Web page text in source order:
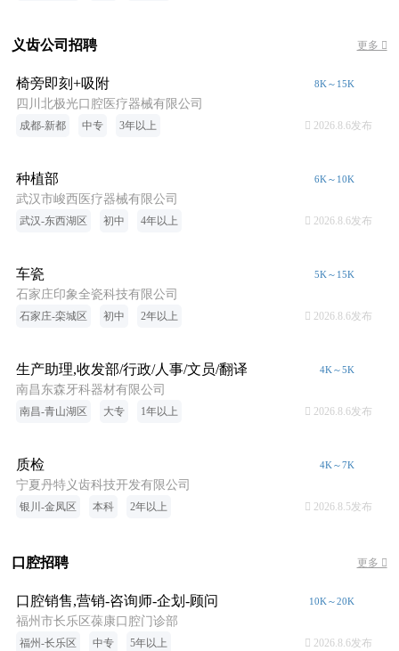
义齿公司招聘 更多 
椅旁即刻+吸附 8K～15K
四川北极光口腔医疗器械有限公司
成都-新都 中专 3年以上  2026.8.6发布
种植部 6K～10K
武汉市峻西医疗器械有限公司
武汉-东西湖区 初中 4年以上  2026.8.6发布
车瓷 5K～15K
石家庄印象全瓷科技有限公司
石家庄-栾城区 初中 2年以上  2026.8.6发布
生产助理,收发部/行政/人事/文员/翻译 4K～5K
南昌东森牙科器材有限公司
南昌-青山湖区 大专 1年以上  2026.8.6发布
质检 4K～7K
宁夏丹特义齿科技开发有限公司
银川-金凤区 本科 2年以上  2026.8.5发布
口腔招聘 更多 
口腔销售,营销-咨询师-企划-顾问 10K～20K
福州市长乐区葆康口腔门诊部
福州-长乐区 中专 5年以上  2026.8.6发布